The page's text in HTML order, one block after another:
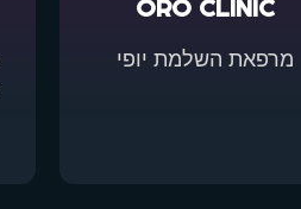
ORO CLINIC
מרפאת השלמת יופי